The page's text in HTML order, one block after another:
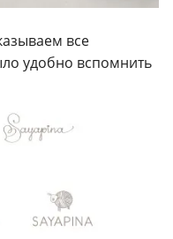
все
удобно вспомнить